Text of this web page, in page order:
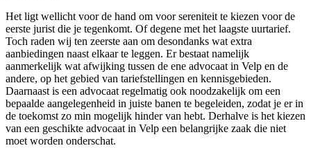
Het ligt wellicht voor de hand om voor sereniteit te kiezen voor de
eerste jurist die je tegenkomt. Of degene met het laagste uurtarief.
Toch raden wij ten zeerste aan om desondanks wat extra
aanbiedingen naast elkaar te leggen. Er bestaat namelijk
aanmerkelijk wat afwijking tussen de ene advocaat in Velp en de
andere, op het gebied van tariefstellingen en kennisgebieden.
Daarnaast is een advocaat regelmatig ook noodzakelijk om een
bepaalde aangelegenheid in juiste banen te begeleiden, zodat je er in
de toekomst zo min mogelijk hinder van hebt. Derhalve is het kiezen
van een geschikte advocaat in Velp een belangrijke zaak die niet
moet worden onderschat.